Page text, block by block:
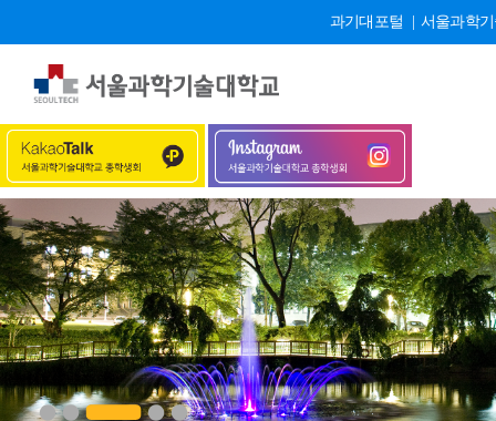
과기대포털 서울과학